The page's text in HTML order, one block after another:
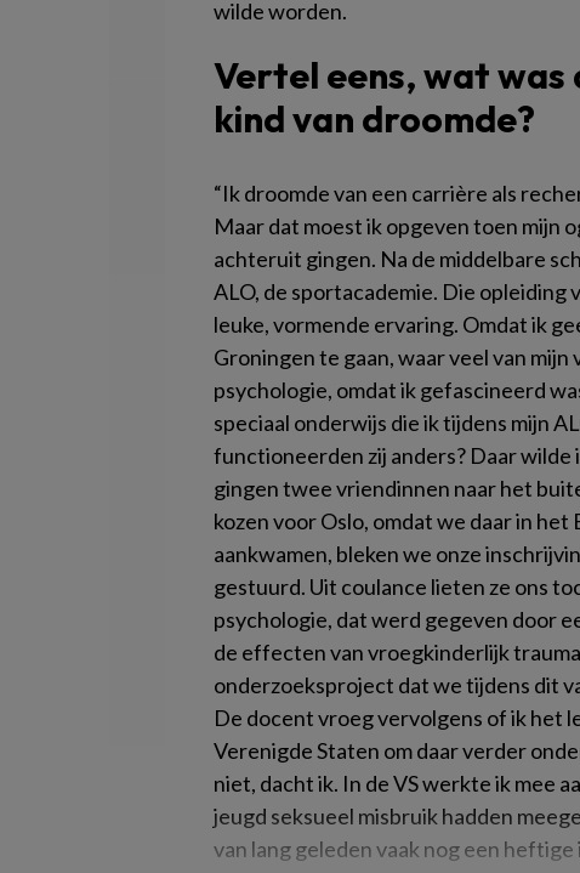
wilde worden.
Vertel eens, wat
kind van droomde?
“Ik droomde van een carrière als
Maar dat moest ik opgeven toen mijn
achteruit gingen. Na de middelbare
ALO, de sportacademie. Die
leuke, vormende ervaring. Omdat ik
Groningen te gaan, waar veel van
psychologie, omdat ik gefascineerd
speciaal onderwijs die ik tijdens mijn
functioneerden zij anders? Daar
gingen twee vriendinnen naar het
kozen voor Oslo, omdat we daar in
aankwamen, bleken we onze
gestuurd. Uit coulance lieten ze ons
psychologie, dat werd gegeven door
de effecten van vroegkinderlijk
onderzoeksproject dat we tijdens dit
De docent vroeg vervolgens of ik het
Verenigde Staten om daar verder
niet, dacht ik. In de VS werkte ik mee
jeugd seksueel misbruik hadden
van lang geleden vaak nog een